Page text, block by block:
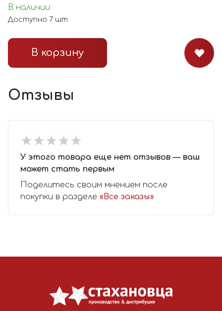
В наличии
Доступно 7 шт
В корзину
Отзывы
★★★★★
★★★★★
У этого товара еще нет отзывов — ваш
может стать первым
Поделитесь своим мнением после
покупки в разделе «Все заказы»